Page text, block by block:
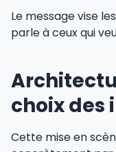
Le message vise
parle à ceux qui
choix des
Cette mise en